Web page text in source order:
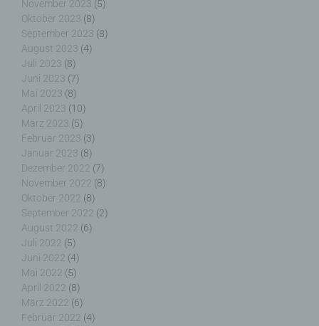
November 2023 (5)
Oktober 2023 (8)
September 2023 (8)
August 2023 (4)
Juli 2023 (8)
Juni 2023 (7)
Mai 2023 (8)
April 2023 (10)
März 2023 (5)
Februar 2023 (3)
Januar 2023 (8)
Dezember 2022 (7)
November 2022 (8)
Oktober 2022 (8)
September 2022 (2)
August 2022 (6)
Juli 2022 (5)
Juni 2022 (4)
Mai 2022 (5)
April 2022 (8)
März 2022 (6)
Februar 2022 (4)
Name und Anschrift des für die Verarbeitung
Verantwortlichen
Verantwortlicher im Sinne der Datenschutz-
Grundverordnung, sonstiger in den Mitgliedstaaten
der Europäischen Union geltenden
Datenschutzgesetze und anderer Bestimmungen
mit datenschutzrechtlichem Charakter ist die:
Nicht kommerzielle Homepage Woiga.de
Wolfgang Behling
Karwendelstraße 9
82499 Wallgau
Deutschland
E-Mail: wolfgang.behling@t-online.de
Cookies / SessionStorage / LocalStorage